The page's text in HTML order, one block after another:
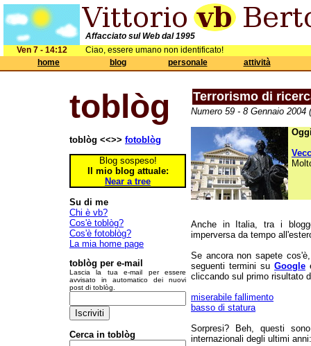
Affacciato sul Web dal 1995
Ven 7 - 14:12
Ciao, essere umano non identificato!
home
blog personale attività
toblòg
toblòg <<>> fotoblòg
Blog sospeso!
Il mio blog attuale:
Near a tree
Su di me
Chi è vb?
Cos'è toblòg?
Cos'è fotoblòg?
La mia home page
toblòg per e-mail
Lascia la tua e-mail per essere
avvisato in automatico dei nuovi
post di toblòg.
Cerca in toblòg
Terrorismo di
Numero 59 - 8 Gennaio 2004
Anche in Italia, tra i
imperversa da tempo
Se ancora non sapete
seguenti termini su Google
cliccando sul primo risultato
miserabile fallimento
basso di statura
Sorpresi? Beh, questi
internazionali degli ultimi anni: